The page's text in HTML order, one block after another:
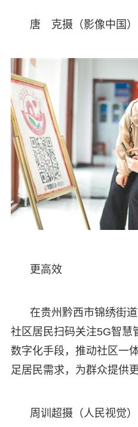
唐 克摄（影像中国）
更高效
在贵州黔西市锦绣街
社区居民扫码关注5G智慧
数字化手段，推动社区一
足居民需求，为群众提供
周训超摄（人民视觉）